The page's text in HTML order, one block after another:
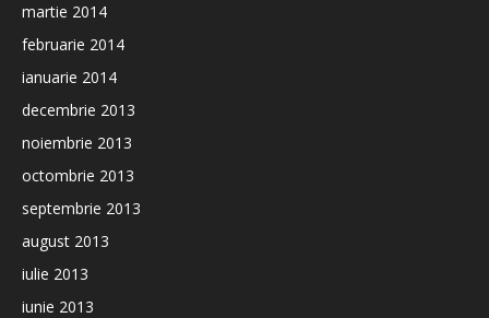
martie 2014
februarie 2014
ianuarie 2014
decembrie 2013
noiembrie 2013
octombrie 2013
septembrie 2013
august 2013
iulie 2013
iunie 2013